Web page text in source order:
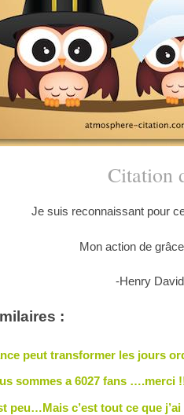
Citation
Je suis reconnaissant pour
Mon action de
-Henry
:
peut transformer les jours
sommes a 6027 fans ….merci
peu…Mais c’est tout ce que j’ai